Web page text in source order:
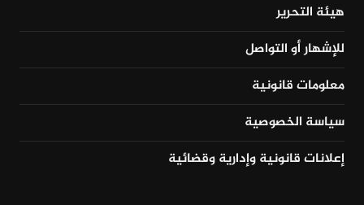
هيئة التحرير
للإشهار أو التواصل
معلومات قانونية
سياسة الخصوصية
إعلانات قانونية وإدارية وقضائية